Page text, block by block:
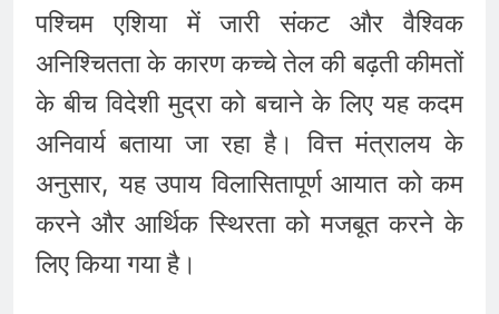
पश्चिम एशिया में जारी संकट और वैश्विक
अनिश्चितता के कारण कच्चे तेल की बढ़ती कीमतों
के बीच विदेशी मुद्रा को बचाने के लिए यह कदम
अनिवार्य बताया जा रहा है।
वित्त मंत्रालय के
अनुसार, यह उपाय विलासितापूर्ण आयात को कम
करने और आर्थिक स्थिरता को मजबूत करने के
लिए किया गया है।